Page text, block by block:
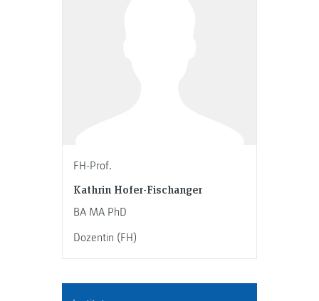
FH-Prof.
Kathrin Hofer-Fischanger
BA MA PhD
Dozentin (FH)